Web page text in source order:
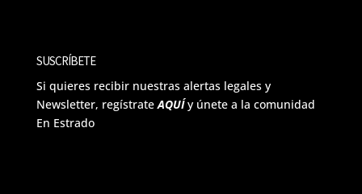
SUSCRÍBETE
Si quieres recibir nuestras alertas legales y
Newsletter, regístrateAQUÍ y únete a la comunidad
En Estrado